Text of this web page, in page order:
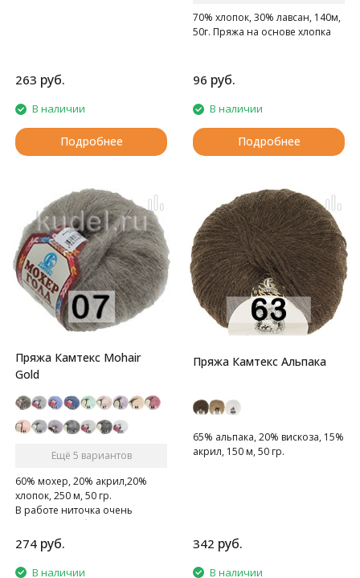
263 руб.
В наличии
Подробнее
70% хлопок, 30% лавсан, 140м,
50г. Пряжа на основе хлопка
96 руб.
В наличии
Подробнее
Пряжа Камтекс Mohair
Gold
Ещё 5 вариантов
60% мохер, 20% акрил,20%
хлопок, 250 м, 50 гр.
В работе ниточка очень
приятна, не обрывается, дарит
тепло рукам.
274 руб.
В наличии
Пряжа Камтекс Альпака
65% альпака, 20% вискоза, 15%
акрил, 150 м, 50 гр.
342 руб.
В наличии